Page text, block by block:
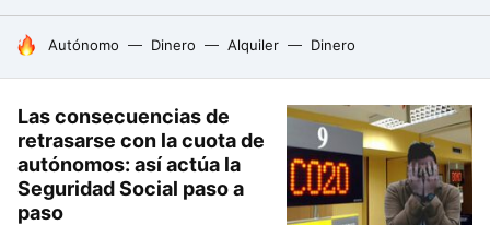
HOY SE HABLA DE
Autónomo Dinero Alquiler Dinero
Las consecuencias de
retrasarse con la cuota de
autónomos: así actúa la
Seguridad Social paso a
paso